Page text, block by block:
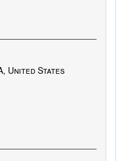
United States